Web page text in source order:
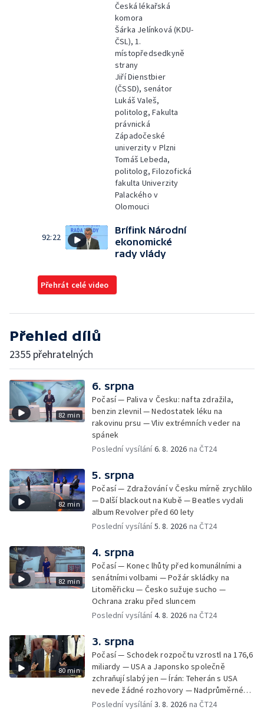
Česká lékařská
komora
Šárka Jelínková (KDU-
ČSL), 1.
místopředsedkyně
strany
Jiří Dienstbier
(ČSSD), senátor
Lukáš Valeš,
politolog, Fakulta
právnická
Západočeské
univerzity v Plzni
Tomáš Lebeda,
politolog, Filozofická
fakulta Univerzity
Palackého v
Olomouci
92:22
Brífink Národní
ekonomické
rady vlády
Přehrát celé video
Přehled dílů
2355 přehratelných
82 min
6. srpna
Počasí — Paliva v Česku: nafta zdražila,
benzin zlevnil — Nedostatek léku na
rakovinu prsu — Vliv extrémních veder na
spánek
Poslední vysílání6. 8. 2026 na ČT24
82 min
5. srpna
Počasí — Zdražování v Česku mírně zrychlilo
— Další blackout na Kubě — Beatles vydali
album Revolver před 60 lety
Poslední vysílání5. 8. 2026 na ČT24
82 min
4. srpna
Počasí — Konec lhůty před komunálními a
senátními volbami — Požár skládky na
Litoměřicku — Česko sužuje sucho —
Ochrana zraku před sluncem
Poslední vysílání4. 8. 2026 na ČT24
80 min
3. srpna
Počasí — Schodek rozpočtu vzrostl na 176,6
miliardy — USA a Japonsko společně
zchraňují slabý jen — Írán: Teherán s USA
nevede žádné rozhovory — Nadprůměrné
množství vos v Česku
Poslední vysílání3. 8. 2026 na ČT24